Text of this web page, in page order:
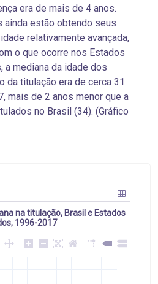
era de mais de 4 anos.
ainda estão obtendo seus
relativamente avançada,
o que ocorre nos Estados
a mediana da idade dos
da titulação era de cerca 31
mais de 2 anos menor que a
no Brasil (34). (Gráfico
na titulação, Brasil e Estados
1996-2017